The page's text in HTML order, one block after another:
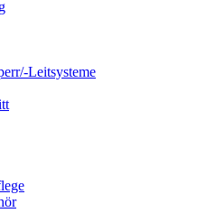
Leitsysteme